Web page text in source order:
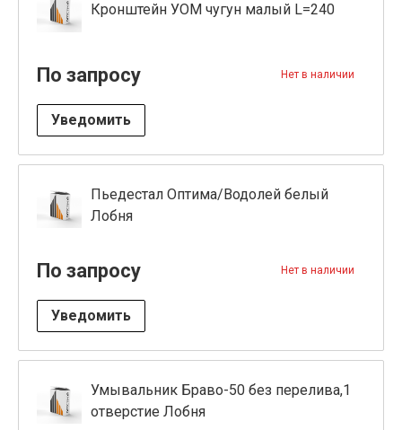
Кронштейн УОМ чугун малый L=240
По запросу Нет в наличии
Уведомить
Пьедестал Оптима/Водолей белый
Лобня
По запросу Нет в наличии
Уведомить
Умывальник Браво-50 без перелива,1
отверстие Лобня